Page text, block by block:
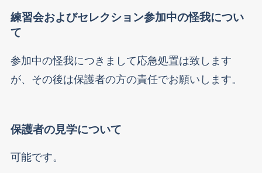
練習会およびセレクション参加中の怪我につい
て
参加中の怪我につきまして応急処置は致します
が、その後は保護者の方の責任でお願いします。
保護者の見学について
可能です。